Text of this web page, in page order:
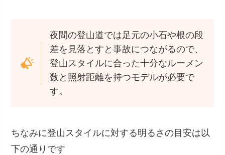
夜間の登山道では足元の小石や根の段
差を見落とすと事故につながるので、
登山スタイルに合った十分なルーメン
数と照射距離を持つモデルが必要で
す。
ちなみに登山スタイルに対する明るさの目安は以
下の通りです